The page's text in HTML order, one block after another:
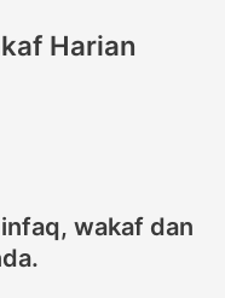
Harian
wakaf dan